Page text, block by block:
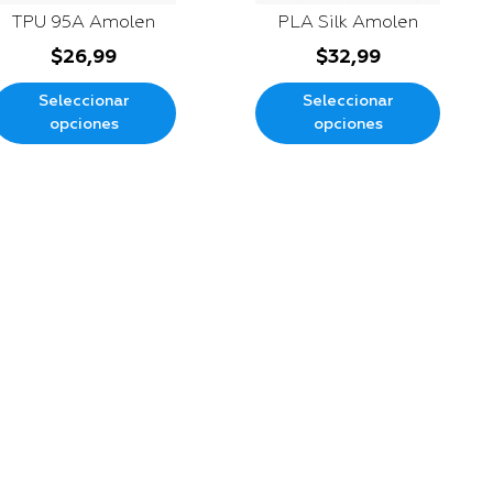
TPU 95A Amolen
$26,99
Seleccionar
opciones
PLA Silk Amolen
$32,99
Seleccionar
opciones